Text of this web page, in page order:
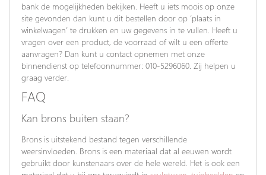
bank de mogelijkheden bekijken. Heeft u iets moois op onze
site gevonden dan kunt u dit bestellen door op ‘plaats in
winkelwagen’ te drukken en uw gegevens in te vullen. Heeft u
vragen over een product, de voorraad of wilt u een offerte
aanvragen? Dan kunt u contact opnemen met onze
binnendienst op telefoonnummer: 010-5296060. Zij helpen u
graag verder.
FAQ
Kan brons buiten staan?
Brons is uitstekend bestand tegen verschillende
weersinvloeden. Brons is een materiaal dat al eeuwen wordt
gebruikt door kunstenaars over de hele wereld. Het is ook een